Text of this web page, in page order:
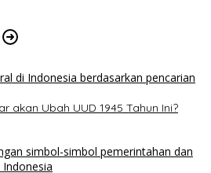
akan Ubah UUD 1945 Tahun Ini?